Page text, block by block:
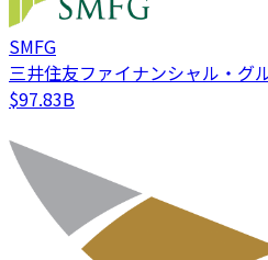
SMFG
三井住友ファイナンシャル・グ
$97.83B